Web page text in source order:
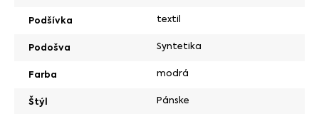
Podšívka textil
Podošva Syntetika
Farba modrá
Štýl Pánske